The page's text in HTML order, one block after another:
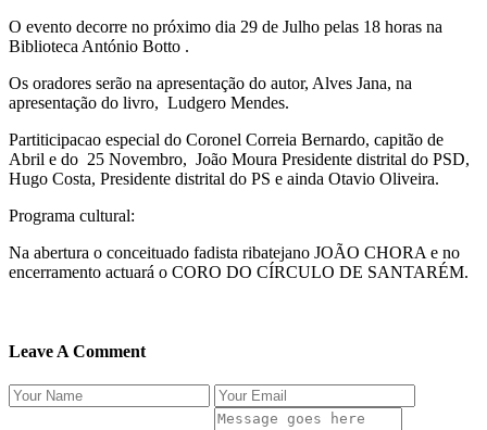
O evento decorre no próximo dia 29 de Julho pelas 18 horas na
Biblioteca António Botto .
Os oradores serão na apresentação do autor, Alves Jana, na
apresentação do livro, Ludgero Mendes.
Partiticipacao especial do Coronel Correia Bernardo, capitão de
Abril e do 25 Novembro, João Moura Presidente distrital do PSD,
Hugo Costa, Presidente distrital do PS e ainda Otavio Oliveira.
Programa cultural:
Na abertura o conceituado fadista ribatejano JOÃO CHORA e no
encerramento actuará o CORO DO CÍRCULO DE SANTARÉM.
Leave A Comment